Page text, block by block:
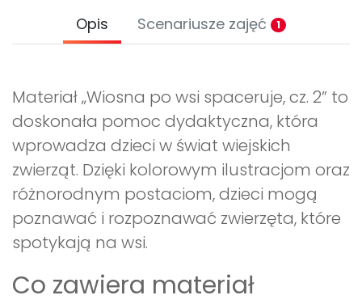
Opis Scenariusze zajęć 1
Materiał „Wiosna po wsi spaceruje, cz. 2” to
doskonała pomoc dydaktyczna, która
wprowadza dzieci w świat wiejskich
zwierząt. Dzięki kolorowym ilustracjom oraz
różnorodnym postaciom, dzieci mogą
poznawać i rozpoznawać zwierzęta, które
spotykają na wsi.
Co zawiera materiał